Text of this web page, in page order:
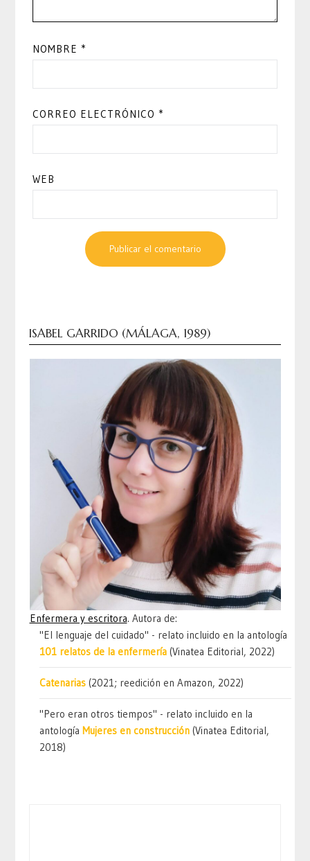
NOMBRE *
CORREO ELECTRÓNICO *
WEB
ISABEL GARRIDO (MÁLAGA, 1989)
Enfermera y escritora. Autora de:
"El lenguaje del cuidado" - relato incluido en la antología
101 relatos de la enfermería (Vinatea Editorial, 2022)
Catenarias (2021; reedición en Amazon, 2022)
"Pero eran otros tiempos" - relato incluido en la
antología Mujeres en construcción (Vinatea Editorial,
2018)